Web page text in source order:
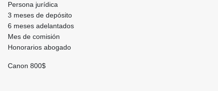
Persona jurídica
3 meses de depósito
6 meses adelantados
Mes de comisión
Honorarios abogado
Canon 800$